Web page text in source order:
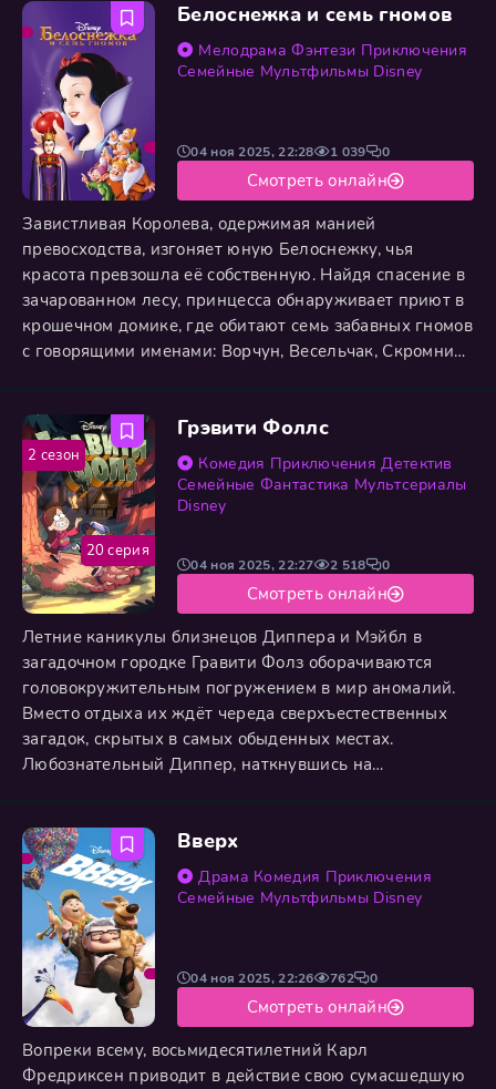
Преодолевая собственный страх оказаться ненужным,
Вуди и Джесси бросаются в опасное приключение, где
их ждут не
Белоснежка и семь гномов
Мелодрама Фэнтези Приключения
Семейные Мультфильмы Disney
Завистливая Королева, одержимая манией
превосходства, изгоняет юную Белоснежку, чья
красота превзошла её собственную. Найдя спасение в
зачарованном лесу, принцесса обнаруживает приют в
крошечном домике, где обитают семь забавных гномов
с говорящими именами: Ворчун, Весельчак, Скромник,
границ. Используя колдовство, Королева является к
доверчивой девушке в облике старухи и подносит ей
04 ноя 2025, 22:28 1 039 0
Смотреть онлайн
Грэвити Фоллс
Комедия Приключения Детектив
Семейные Фантастика Мультсериалы
Disney
Летние каникулы близнецов Диппера и Мэйбл в
загадочном городке Гравити Фолз оборачиваются
головокружительным погружением в мир аномалий.
Вместо отдыха их ждёт череда сверхъестественных
загадок, скрытых в самых обыденных местах.
Любознательный Диппер, наткнувшись на
Мэйбл своим безудержным оптимизмом и яркими
свитерами противостоит мраку, надвигающемуся на
городок. Их главным противником оказывается
04 ноя 2025, 22:27 2 518 0
Смотреть онлайн
20 серия
2 сезон
Вверх
Драма Комедия Приключения
Семейные Мультфильмы Disney
Вопреки всему, восьмидесятилетний Карл
Фредриксен приводит в действие свою сумасшедшую
04 ноя 2025, 22:26 762 0
Смотреть онлайн